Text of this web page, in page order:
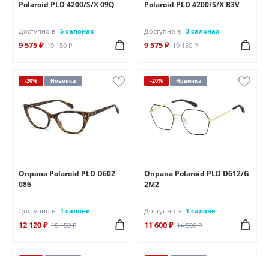
Polaroid PLD 4200/S/X 09Q
Доступно в 5 салонах
9 575 ₽ 19 150 ₽
Polaroid PLD 4200/S/X B3V
Доступно в 3 салонах
9 575 ₽ 19 150 ₽
-20% Новинка
Оправа Polaroid PLD D602
086
Доступно в 1 салоне
12 120 ₽ 15 150 ₽
-20% Новинка
Оправа Polaroid PLD D612/G
2M2
Доступно в 1 салоне
11 600 ₽ 14 500 ₽